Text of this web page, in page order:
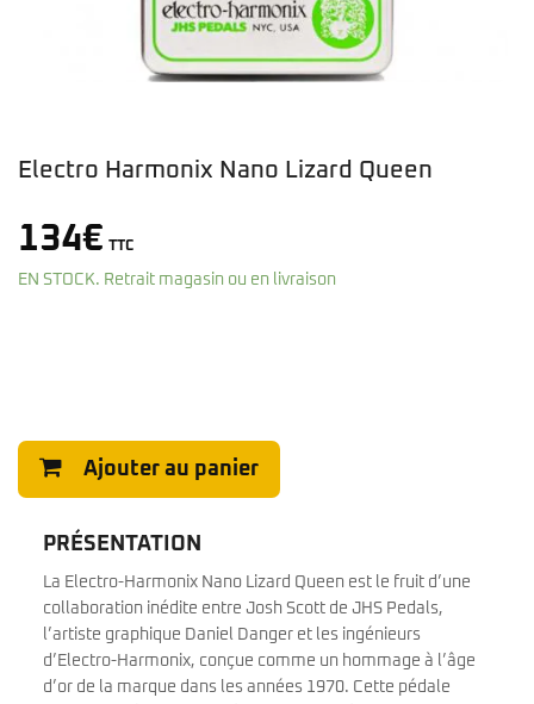
Electro Harmonix Nano Lizard Queen
134€ TTC
EN STOCK. Retrait magasin ou en livraison
Ajouter au panier
PRÉSENTATION
La Electro-Harmonix Nano Lizard Queen est le fruit d’une
collaboration inédite entre Josh Scott de JHS Pedals,
l’artiste graphique Daniel Danger et les ingénieurs
d’Electro-Harmonix, conçue comme un hommage à l’âge
d’or de la marque dans les années 1970. Cette pédale